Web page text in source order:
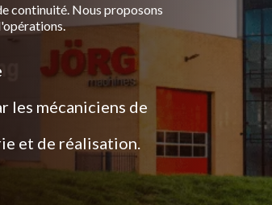
continuité. Nous proposons
les mécaniciens de
et de réalisation.